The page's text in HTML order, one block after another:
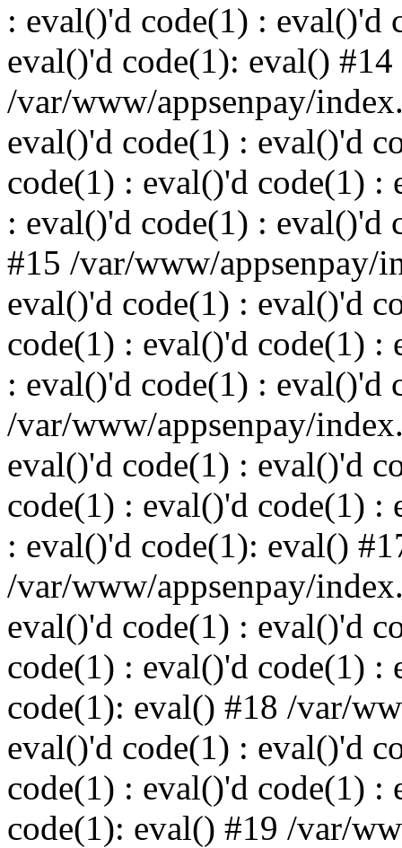
: eval()'d code(1) : eval()'d
eval()'d code(1): eval() #14
/var/www/appsenpay/
eval()'d code(1) : eval()'d
code(1) : eval()'d code(1) :
: eval()'d code(1) : eval()'d
#15 /var/www/appsenpay/
eval()'d code(1) : eval()'d
code(1) : eval()'d code(1) :
: eval()'d code(1) : eval()'d
/var/www/appsenpay/
eval()'d code(1) : eval()'d
code(1) : eval()'d code(1) :
: eval()'d code(1): eval()
/var/www/appsenpay/
eval()'d code(1) : eval()'d
code(1) : eval()'d code(1) :
code(1): eval() #18 /var/
eval()'d code(1) : eval()'d
code(1) : eval()'d code(1) :
code(1): eval() #19 /var/